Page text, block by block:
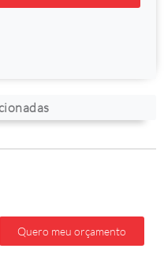
Quero meu orçamento